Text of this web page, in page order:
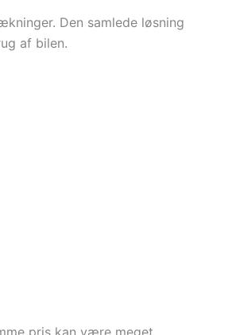
Den samlede løsning
af bilen.
pris kan være meget